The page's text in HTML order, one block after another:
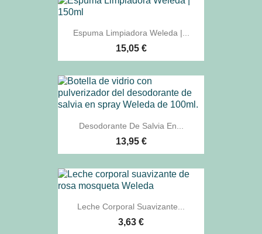
Espuma Limpiadora Weleda |...
15,05 €
Desodorante De Salvia En...
13,95 €
Leche Corporal Suavizante...
3,63 €